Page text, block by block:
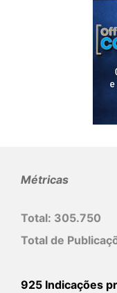
Métricas
Total: 305.750
Total de
925 Indicações